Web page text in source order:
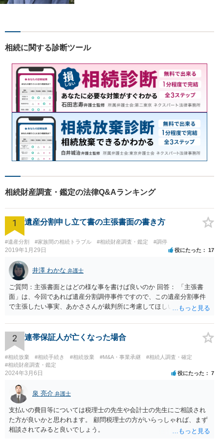
【24時間予約受付】【出張相
約）全社対応いたします】
相続に関する診断ツール
相続財産調査・鑑定の法律Q&Aランキング
1 遺産分割申し立て書の主張書面の書き方
#遺産分割 #家族間の相続トラブル #相続財産調査・鑑定 #調停
2019年1月29日 役にたった 17
井澤 わかな 弁護士
ご質問：主張書面とはどの様な事を書けば良いのか 回答： 「主張書
面」は、今回であれば遺産分割調停事件ですので、この遺産分割事件
で主張したい事実、あかささんが裁判所に考慮してほしいと思う、亡
ります。 もし、主張したい事実や考慮してほしい事情に関連して
資料を持っているようであれば、主張書面とは別で提出できます。も
し、お姉さんに見られたくないような資料がある場合、「非開示の希
望に関する申出書」と共に提出することも考えられます。 ご質問：書
いた方が良い事と書かない方が良い事 回答： お姉さんが申立書の「申
立ての趣旨」のところに書いている遺産の分け方に対して意見があれ
ば、まずそれを書くとよいです。 次に「申立ての理由」のところに、
なぜ調停を申し立てたのか(例えば、あかささんと話合いが出来ない／
決裂した、など)や亡くなった方・あかささん・お姉さん間の事情やい
きさつなどが書かれていると思うので、あかささんから見てそれは違
うと感じるところは、どのように違うのか、など書くとよいです。 そ
の他、お姉さんの申立書には書かれていないけど、どのように遺産を
2 連帯保証人が亡くなった場合
#相続放棄 #相続手続き #相続放棄 #M&A・事業承継
#相続人調査・確定
#相続財産調査・鑑定
2024年3月6日 役にたった 7
泉 亮介 弁護士
支払いの費目等については税理士の先生や会計士の先生にご相談され
た方が良いかと思われます。 顧問税理士の方がいらっしゃれば、まず
相談されてみると良いでしょう。